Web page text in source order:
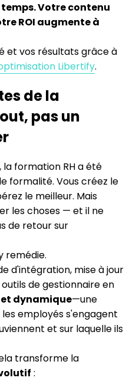
Votre contenu
ROI augmente à
et vos résultats grâce à
Libertify.
de la
pas un
formation RH a été
formalité. Vous créez le
le meilleur. Mais
les choses — et il ne
de retour sur
remédie.
d'intégration, mise à jour
de gestionnaire en
dynamique—une
employés s'engagent
et sur laquelle ils
transforme la
: